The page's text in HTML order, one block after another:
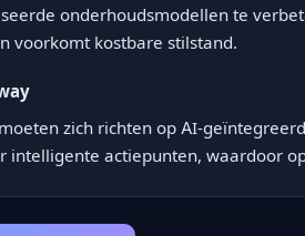
onderhoudsmodellen te
voorkomt kostbare stilstand.
zich richten op AI-
intelligente actiepunten, waardoor